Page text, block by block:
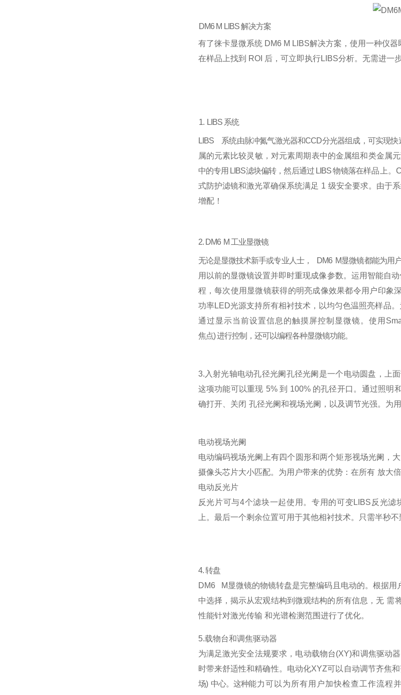
DM6 M LIBS解决方案
有了徕卡显微系统 DM6 M LIBS解决方案，使用一种仪
在样品上找到 ROI 后，可立即执行LIBS分析。无需进一
1. LIBS 系统
LIBS 系统由脉冲氮气激光器和CCD分光器组成，可实现快
属的元素比较灵敏，对元素周期表中的金属组和类金属
中的专用 LIBS滤块偏转，然后通过 LI BS物镜落在样品上。
式防护滤镜和激光罩确保系统满足 1 级安全要求。 由于
增配！
2. DM6 M 工业显微镜
无论是显微技术新手或专业人士， DM6 M显微镜都能为用
用以前的显微镜设置并即时重现成像参数。运用智能自
程，每次使用显微镜获得的明亮成像效果都令用户印象深
功率LED光源支持所有相衬技术，以均匀色温照亮样品
通过显示当前设置信息的触摸屏控制显微镜。使用
焦点)进行控制，还可以编程各种显微镜功能。
3.入射光轴电动孔径光阑孔径光阑是一个电动圆盘，上
这项功能可以重现 5%到 100% 的孔径开口。通过照明
确打开、关闭 孔径光阑和视场光阑，以及调节光强。为
电动视场光阑
电动编码视场光阑上有四个圆形和两个矩形视场光阑，
摄像头芯片大小匹配。为用户带来的优势：在所有 放大
电动反光片
反光片可与4个滤块一起使用。专用的可变LIBS 反光滤
上。最后一个剩余位置可用于其他相衬技术。只需半秒不
4.转盘
DM6
M 显微镜的物镜转盘是完整编码且电动的。根据用
中选择，揭示从宏观结构到微观结构的所有信息，无 需
性能针对激光传输 和光谱检测范围进行了优化。
5.载物台和调焦驱动器
为满足激光安全法规要求，电动载物台(XY)和调焦驱动器
时带来舒适性和精确性。 电动化XYZ可以自动调节齐焦
场) 中心。这种能力可以为所有用户加快检查工作流程